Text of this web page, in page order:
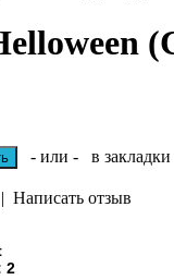
- или -
в закладки
| Написать отзыв
2